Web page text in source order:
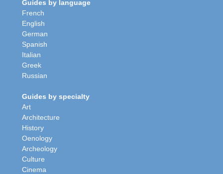
Guides by language
French
English
German
Spanish
Italian
Greek
Russian
Guides by specialty
Art
Architecture
History
Oenology
Archeology
Culture
Cinema